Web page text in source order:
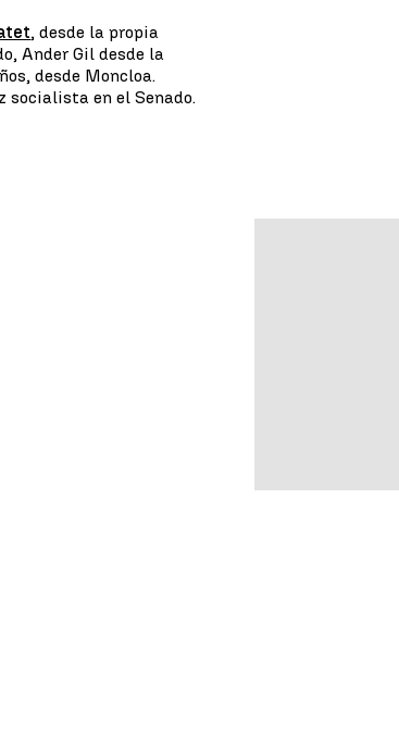
, desde la propia
Ander Gil desde la
desde Moncloa.
socialista en el Senado.